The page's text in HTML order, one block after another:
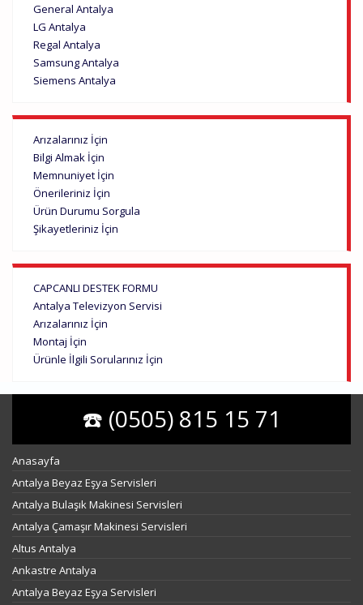
General Antalya
LG Antalya
Regal Antalya
Samsung Antalya
Siemens Antalya
Arızalarınız İçin
Bilgi Almak İçin
Memnuniyet İçin
Önerileriniz İçin
Ürün Durumu Sorgula
Şikayetleriniz İçin
CAPCANLI DESTEK FORMU
Antalya Televizyon Servisi
Arızalarınız İçin
Montaj İçin
Ürünle İlgili Sorularınız İçin
☎️ (0505) 815 15 71
Anasayfa
Antalya Beyaz Eşya Servisleri
Antalya Bulaşık Makinesi Servisleri
Antalya Çamaşır Makinesi Servisleri
Altus Antalya
Ankastre Antalya
Antalya Beyaz Eşya Servisleri